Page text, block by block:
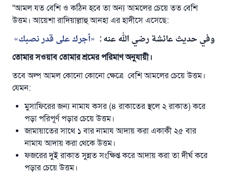
“আমল যত বেশি ও কঠিন হবে তা অন্য আমলের চেয়ে তত বেশি
উত্তম। আয়েশা রাদিয়াল্লাহু আনহা এর হাদীসে এসেছে:
وفي حديث عائشة رضي الله عنه : أجرك على قدر نصبك
তোমার সওয়াব তোমার শ্রমেরপরিমাণ অনুযায়ী।
তবে অল্প আমল কোনো কোনো ক্ষেত্রে বেশি আমলের চেয়ে উত্তম।
যেমন:
মুসাফিরের জন্য নামায কসর (৪ রাকাতের স্থলে ২ রাকাত) করে
পড়া পরিপূর্ণ পড়ার চেয়ে উত্তম।
জামায়াতের সাথে ১ বার নামায আদায় করা একাকী ২৫ বার
নামায আদায় করা থেকে উত্তম।
ফজরের দুই রাকাত সুন্নত সংক্ষিপ্ত করে আদায় করা তা দীর্ঘ করে
পড়ার চেয়ে উত্তম।
(সহিহ মুসলিম; ১৮৯৩)
এখনই শরীক হোন